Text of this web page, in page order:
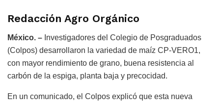
Redacción Agro Orgánico
México. – Investigadores del Colegio de Posgraduados
(Colpos) desarrollaron la variedad de maíz CP-VERO1,
con mayor rendimiento de grano, buena resistencia al
carbón de la espiga, planta baja y precocidad.
En un comunicado, el Colpos explicó que esta nueva